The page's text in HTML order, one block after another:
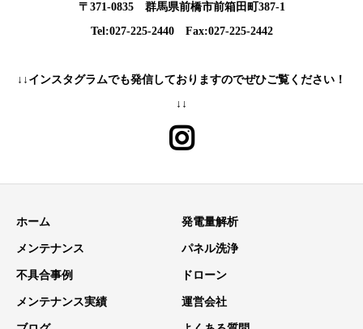
〒371-0835 群馬県前橋市前箱田町387-1
Tel:027-225-2440 Fax:027-225-2442
↓↓インスタグラムでも発信しておりますのでぜひご覧ください！
↓↓
ホーム 発電量解析
メンテナンス パネル洗浄
不具合事例 ドローン
メンテナンス実績 運営会社